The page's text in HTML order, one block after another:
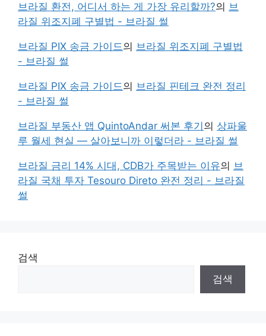
브라질 환전, 어디서 하는 게 가장 유리할까?의 브
라질 위조지폐 구별법 - 브라질 썰
브라질 PIX 송금 가이드의 브라질 위조지폐 구별법
- 브라질 썰
브라질 PIX 송금 가이드의 브라질 핀테크 완전 정리
- 브라질 썰
브라질 부동산 앱 QuintoAndar 써본 후기 의 상파울
루 월세 현실 — 살아보니까 이렇더라 - 브라질 썰
브라질 금리 14% 시대, CDB가 주목받는 이유의 브
라질 국채 투자 Tesouro Direto 완전 정리 - 브라질
썰
검색
검색